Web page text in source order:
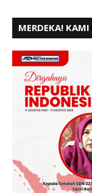
MERDEKA!
HUT RI KE - 80,